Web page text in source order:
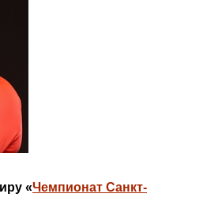
«Чемпионат Санкт-